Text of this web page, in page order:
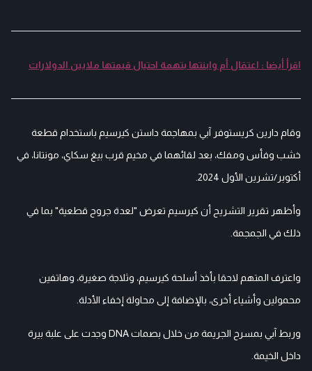
اقرأ أيضا : اعتقال أم وابنتها بتهمة احتيال قيمتها ملايين الدولارات
وقام دارين كريستوفر آبي بمهاجمة داستن كيرسيم باستخدام قطعة
خشب وفأس ومفك، بعد لقائهما في مخيم قرب بيغ سكاي، مونتانا، في
أكتوبر/تشرين الأول 2024.
وأظهر تقرير التشريح أن كيرسيم تعرض "لعدة جروح قطعية" بما في
ذلك في الجمجمة.
واعترف المتهم لاحقا بأخذ أسلحة كيرسيم، وثلاجة صغيرة، وهاتفين
محمولين وأشياء أخرى، بالإضافة إلى محاولة إخفاء الأدلة.
وربط آبي بمسرح الجريمة من خلال بصمات DNA وجدت على علبة بيرة
داخل الخيمة.